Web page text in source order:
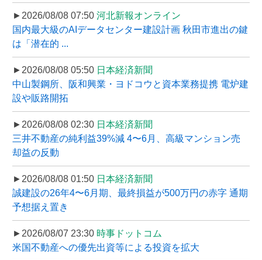
►2026/08/08 07:50 河北新報オンライン
国内最大級のAIデータセンター建設計画 秋田市進出の鍵
は「潜在的 ...
►2026/08/08 05:50 日本経済新聞
中山製鋼所、阪和興業・ヨドコウと資本業務提携 電炉建
設や販路開拓
►2026/08/08 02:30 日本経済新聞
三井不動産の純利益39%減 4〜6月、高級マンション売
却益の反動
►2026/08/08 01:50 日本経済新聞
誠建設の26年4〜6月期、最終損益が500万円の赤字 通期
予想据え置き
►2026/08/07 23:30 時事ドットコム
米国不動産への優先出資等による投資を拡大